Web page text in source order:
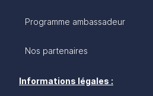
Programme ambassadeur
Nos partenaires
Informations légales :